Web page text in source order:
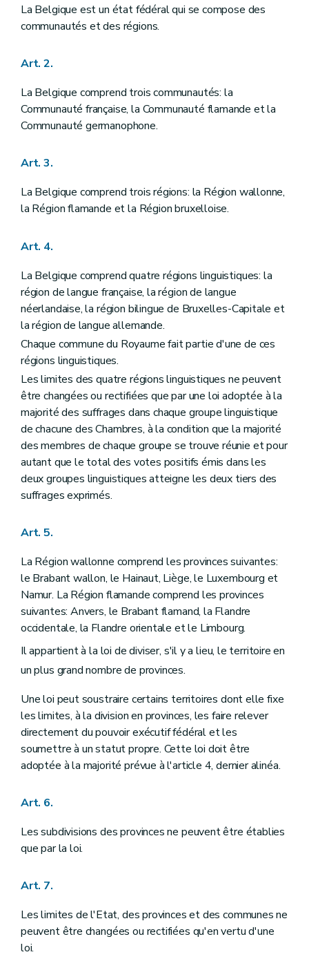
Art. 36
Art. 37
Art. 40
Chapitre premier DES CHAMBRES FEDERALES
Art. 42
Art. 43
Art. 44
Art. 49
Art. 50
Art. 55
Art. 56
Art. 57
Art. 58
Art. 59
Art. 60
Section première
De la Chambre des représentants
Art. 61
Art. 62
Art. 63
Art. 64
Art. 65
Art. 66
Section II Du Sénat
Art. 67
Art. 68
Art. 69
Art. 70
Art. 74
Art. 75
Art. 76
Art. 77
Art. 78
Art. 79
Art. 80
Art. 81
Art. 82
Art. 84
Chapitre III DU ROI ET DU GOUVERNEMENT FEDERAL
Section première Du Roi
Art. 85
Art. 86
Art. 87
Art. 88
Art. 92
Art. 93
Art. 94
Art. 98
Art. 99
La Belgique est un état fédéral qui se compose des
communautés et des régions.
Art. 2.
La Belgique comprend trois communautés: la
Communauté française, la Communauté flamande et la
Communauté germanophone.
Art. 3.
La Belgique comprend trois régions: la Région wallonne,
la Région flamande et la Région bruxelloise.
Art. 4.
La Belgique comprend quatre régions linguistiques: la
région de langue française, la région de langue
néerlandaise, la région bilingue de Bruxelles-Capitale et
la région de langue allemande.
Chaque commune du Royaume fait partie d'une de ces
régions linguistiques.
Les limites des quatre régions linguistiques ne peuvent
être changées ou rectifiées que par une loi adoptée à la
majorité des suffrages dans chaque groupe linguistique
de chacune des Chambres, à la condition que la majorité
des membres de chaque groupe se trouve réunie et pour
autant que le total des votes positifs émis dans les
deux groupes linguistiques atteigne les deux tiers des
suffrages exprimés.
Art. 5.
La Région wallonne comprend les provinces suivantes:
le Brabant wallon, le Hainaut, Liège, le Luxembourg et
Namur. La Région flamande comprend les provinces
suivantes: Anvers, le Brabant flamand, la Flandre
occidentale, la Flandre orientale et le Limbourg.
Il appartient à la loi de diviser, s'il y a lieu, le territoire en
un plus grand nombre de provinces.
Une loi peut soustraire certains territoires dont elle fixe
les limites, à la division en provinces, les faire relever
directement du pouvoir exécutif fédéral et les
soumettre à un statut propre. Cette loi doit être
adoptée à la majorité prévue à l'article 4, dernier alinéa.
Art. 6.
Les subdivisions des provinces ne peuvent être établies
que par la loi.
Art. 7.
Les limites de l'Etat, des provinces et des communes ne
peuvent être changées ou rectifiées qu'en vertu d'une
loi.